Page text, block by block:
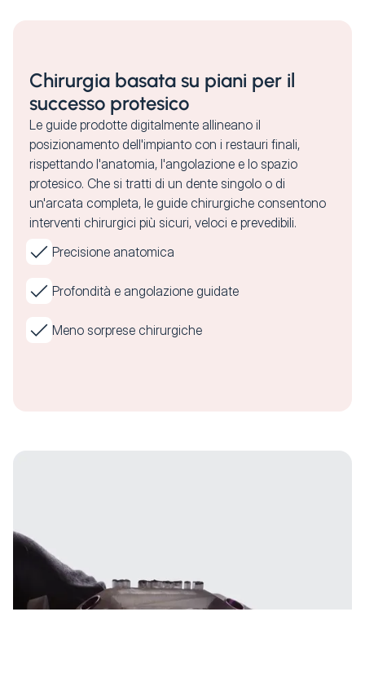
Chirurgia basata su piani per il
successo protesico
Le guide prodotte digitalmente allineano il
posizionamento dell'impianto con i restauri finali,
rispettando l'anatomia, l'angolazione e lo spazio
protesico. Che si tratti di un dente singolo o di
un'arcata completa, le guide chirurgiche consentono
interventi chirurgici più sicuri, veloci e prevedibili.
Precisione anatomica
Profondità e angolazione guidate
Meno sorprese chirurgiche